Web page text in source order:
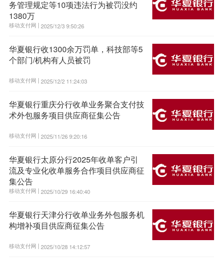
务管理规定等10项违法行为被罚没约
1380万
移动支付网 | 2025/12/3 9:50:26
华夏银行收1300余万罚单，科技部等5
个部门/机构有人员被罚
移动支付网 | 2025/12/2 11:24:03
华夏银行重庆分行收单业务聚合支付技
术外包服务项目供应商征集公告
移动支付网 | 2025/11/26 9:20:16
华夏银行太原分行2025年收单客户引
流及专业化收单服务合作项目供应商征
集公告
移动支付网 | 2025/10/29 16:40:40
华夏银行天津分行收单业务外包服务机
构增补项目供应商征集公告
移动支付网 | 2025/10/28 14:12:57